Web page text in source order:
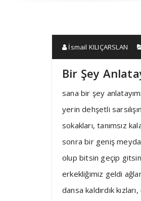
İsmail KILIÇARSLAN
Bir Şey
sana bir şey
yerin dehşetli
sokakları, tanımsız
sonra bir geniş
olup bitsin geçip
erkekliğimiz geldi
dansa kaldırdık